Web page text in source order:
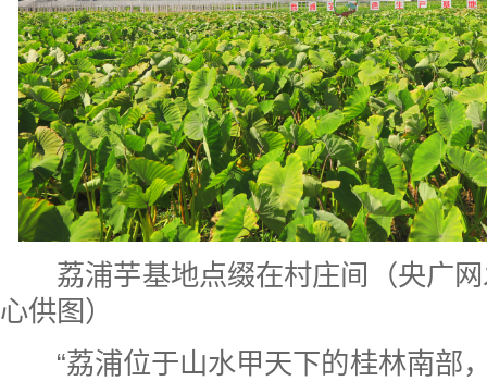
荔浦芋基地点缀在村庄间（央广
心供图）
“荔浦位于山水甲天下的桂林南部